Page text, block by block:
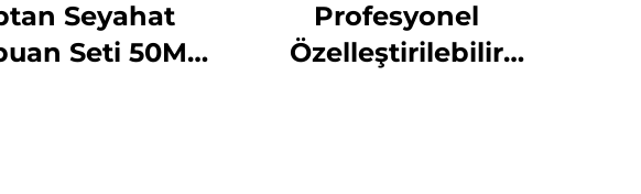
Seyahat
Seti 50ML
Profesyonel
Özelleştirilebilir